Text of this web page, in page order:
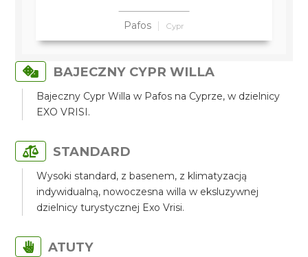
Pafos Cypr
BAJECZNY CYPR WILLA
Bajeczny Cypr Willa w Pafos na Cyprze, w dzielnicy
EXO VRISI.
STANDARD
Wysoki standard, z basenem, z klimatyzacją
indywidualną, nowoczesna willa w eksluzywnej
dzielnicy turystycznej Exo Vrisi.
ATUTY